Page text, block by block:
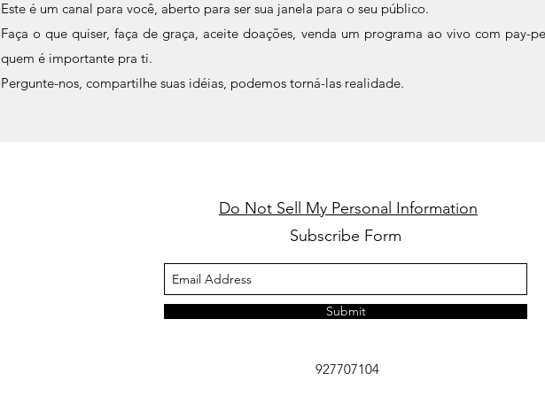
Este é um canal para você, aberto para ser sua janela para o seu público.
Faça o que quiser, faça de graça, aceite doações, venda um programa ao vivo com pay-
quem é importante pra ti.
Pergunte-nos, compartilhe suas idéias, podemos torná-las realidade.
Subscribe Form
Submit
Do Not Sell My Personal Information
927707104